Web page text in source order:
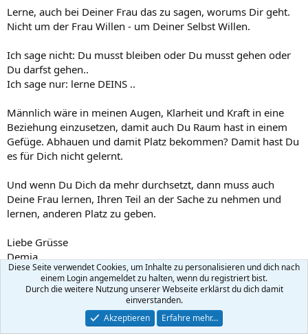
Lerne, auch bei Deiner Frau das zu sagen, worums Dir geht.
Nicht um der Frau Willen - um Deiner Selbst Willen.
Ich sage nicht: Du musst bleiben oder Du musst gehen oder
Du darfst gehen..
Ich sage nur: lerne DEINS ..
Männlich wäre in meinen Augen, Klarheit und Kraft in eine
Beziehung einzusetzen, damit auch Du Raum hast in einem
Gefüge. Abhauen und damit Platz bekommen? Damit hast Du
es für Dich nicht gelernt.
Und wenn Du Dich da mehr durchsetzt, dann muss auch
Deine Frau lernen, Ihren Teil an der Sache zu nehmen und
lernen, anderen Platz zu geben.
Liebe Grüsse
Demia
N nixbart
Diese Seite verwendet Cookies, um Inhalte zu personalisieren und dich nach
einem Login angemeldet zu halten, wenn du registriert bist.
Durch die weitere Nutzung unserer Webseite erklärst du dich damit
einverstanden.
Akzeptieren
Erfahre mehr…